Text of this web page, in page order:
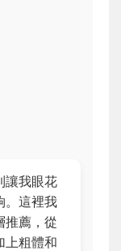
讓我眼花
。這裡我
推薦，從
上粗體和